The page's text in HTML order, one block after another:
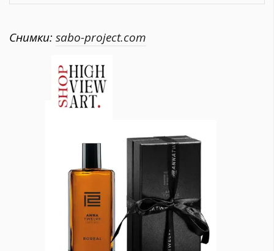
Снимки: sabo-project.com